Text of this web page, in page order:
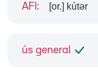
ús general
AFI : [or.] kútər